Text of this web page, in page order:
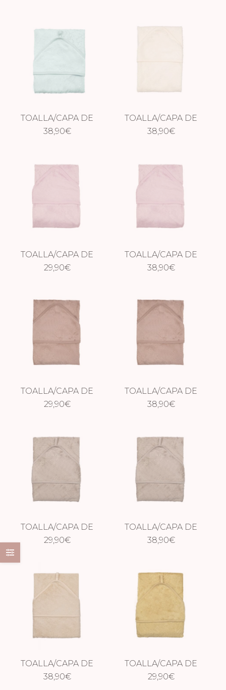
TOALLA/CAPA DE
BAÑO XXL
38,90€
TOALLA/CAPA DE
BAÑO XXL DAISY
38,90€
TOALLA/CAPA DE
BAÑO SILKY LILAC
29,90€
TOALLA/CAPA DE
BAÑO XXL SILKY
38,90€
TOALLA/CAPA DE
BAÑO SAVANNAH
29,90€
TOALLA/CAPA DE
BAÑO XXL
38,90€
TOALLA/CAPA DE
BAÑO FEATHER
29,90€
TOALLA/CAPA DE
BAÑO XXL
38,90€
TOALLA/CAPA DE
BAÑO XXL
38,90€
TOALLA/CAPA DE
BAÑO HONEY
29,90€